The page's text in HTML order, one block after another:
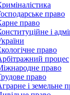
право
право
і
право
процес
право
право
і земельне